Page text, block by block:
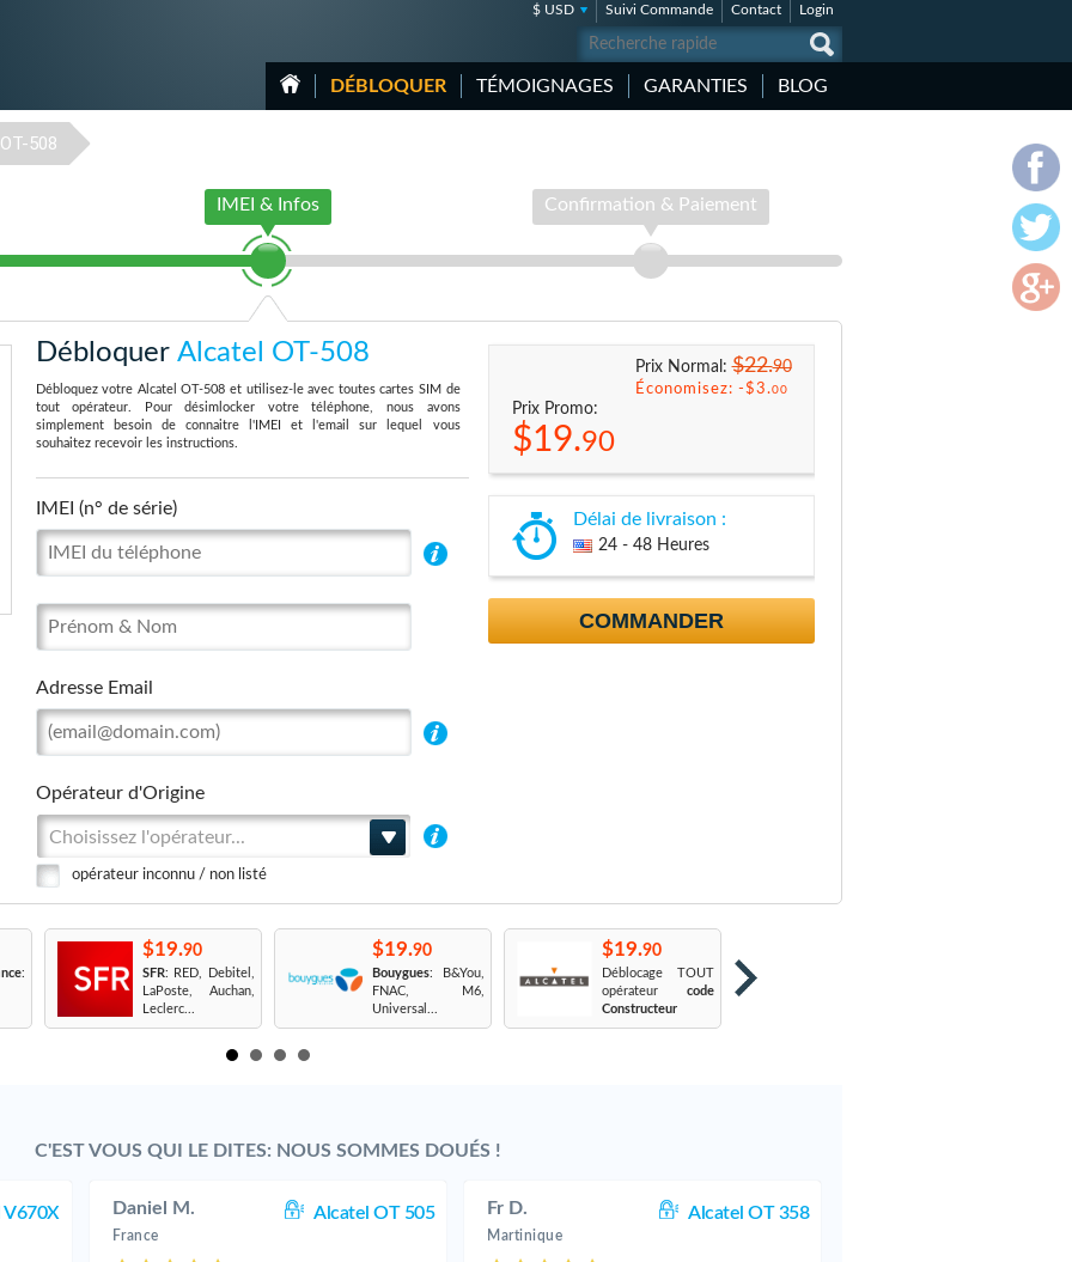
$ USD Suivi Commande Contact Login
DÉBLOQUER TÉMOIGNAGES GARANTIES BLOG
OT-508
IMEI & Infos Confirmation & Paiement
Débloquer Alcatel OT-508
Débloquez votre Alcatel OT-508 et utilisez-le avec toutes cartes SIM de
tout opérateur. Pour désimlocker votre téléphone, nous avons
simplement besoin de connaitre l'IMEI et l'email sur lequel vous
souhaitez recevoir les instructions.
IMEI (n° de série)
Adresse Email
Opérateur d'Origine
Choisissez l'opérateur...
opérateur inconnu / non listé
Prix Normal:$22.90
Économisez: -$3.00
Prix Promo:
$19.90
Délai de livraison :
24 - 48 Heures
COMMANDER
:
$19.90
SFR: RED, Debitel,
LaPoste, Auchan,
Leclerc...
$19.90
Bouygues: B&You,
FNAC, M6,
Universal...
$19.90
Déblocage TOUT
opérateur code
Constructeur
C'EST VOUS QUI LE DITES: NOUS SOMMES DOUÉS !
V670X Daniel M. Alcatel OT 505
France
Fr D. Alcatel OT 358
Martinique